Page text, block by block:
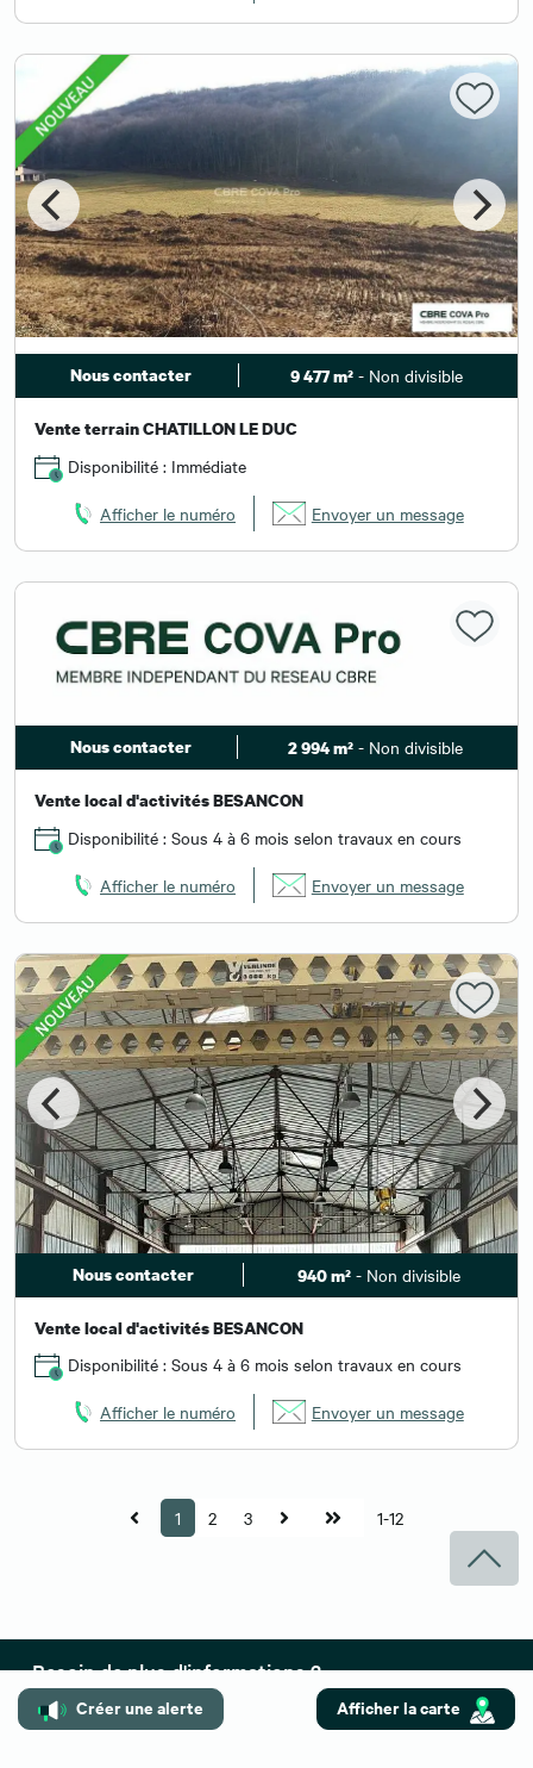
Créer une alerte Afficher la carte
Nous contacter 9 477 m²- Non divisible
Vente terrain CHATILLON LE DUC
Disponibilité : Immédiate
Afficher le numéro Envoyer un message
Nous contacter 2 994 m² - Non divisible
Vente local d'activités BESANCON
Disponibilité : Sous 4 à 6 mois selon travaux en cours
Afficher le numéro Envoyer un message
Nous contacter 940 m²- Non divisible
Vente local d'activités BESANCON
Disponibilité : Sous 4 à 6 mois selon travaux en cours
Afficher le numéro Envoyer un message
1 2 3 1-12
Besoin de plus d'informations ?
Contactez-nous